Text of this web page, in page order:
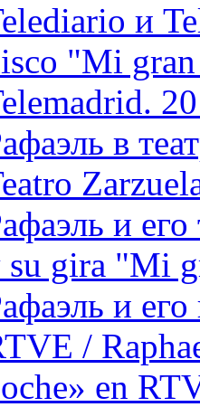
и
"Mi
в
и
su gira "Mi
и
/
en